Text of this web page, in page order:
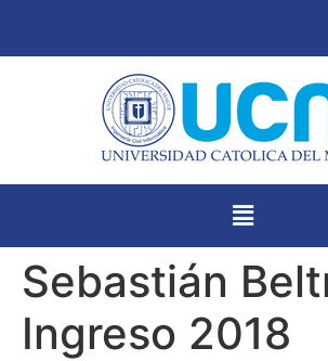
Sebastián
Ingreso 2018